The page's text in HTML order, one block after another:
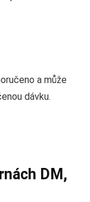
a může
dávku.
DM,